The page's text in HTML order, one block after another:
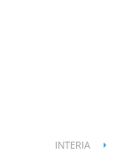
INTERIA